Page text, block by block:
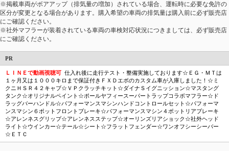
※掲載車両がボアアップ（排気量の増加）されている場合、運転時に必要な免許の
区分が変更となる場合があります。購入希望の車両の排気量は購入前に必ず販売店
にご確認ください。
※社外マフラーが装着されている車両の車検対応状況につきましては、必ず販売店
にご確認ください。
PR
ＬＩＮＥで動画視聴可 仕入れ後に走行テスト・整備実施しております☆ＥＧ・ＭＴは
１ヶ月又は１０００キロまで保証付きＦＸＤエボのカスタム車が入庫しました！☆ミ
クニＨＳＲ４２キャブ☆ＶＰクラッチキット☆ダイナＳイグニッション☆マスタング
タンク☆オリジナルペイント☆ポールヤフィースーパートラップコラボマフラー☆ド
ラッグバーハンドル☆パフォーマンスマシンハンドコントロールセット☆パフォーマ
ンスマシン６ポットフロントブレーキ☆パフォーマンスマシン４ポットリアブレーキ
☆アレンネスグリップ☆アレンネスステップ☆オーリンズリアショック☆社外ヘッド
ライト☆ウインカー☆テール☆シート☆フラットフェンダー☆ワンオフシーシーバー
☆ＥＴＣ